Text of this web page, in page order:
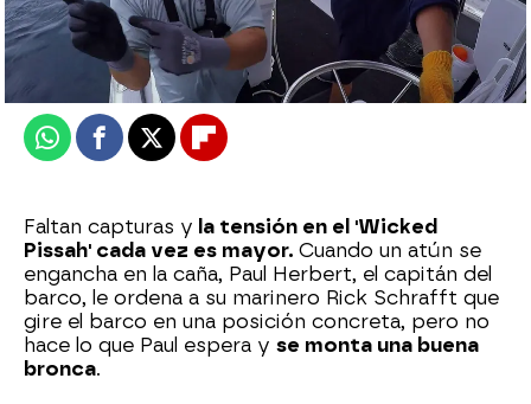
mega
Publicado: 28 de febrero de 2025, 18:00
WhatsappFacebook
X Flipboard
Faltan capturas y la tensión en el 'Wicked
Pissah' cada vez es mayor. Cuando un atún se
engancha en la caña, Paul Herbert, el capitán del
barco, le ordena a su marinero Rick Schrafft que
gire el barco en una posición concreta, pero no
hace lo que Paul espera y se monta una buena
bronca.